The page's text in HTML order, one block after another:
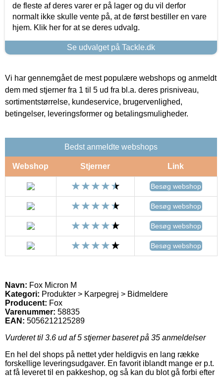
de fleste af deres varer er på lager og du vil derfor
normalt ikke skulle vente på, at de først bestiller en vare
hjem. Klik her for at se deres udvalg.
Se udvalget på Tackle.dk
Vi har gennemgået de mest populære webshops og anmeldt
dem med stjerner fra 1 til 5 ud fra bl.a. deres prisniveau,
sortimentstørrelse, kundeservice, brugervenlighed,
betingelser, leveringsformer og betalingsmuligheder.
Bedst anmeldte webshops
Webshop Stjerner Link
Besøg webshop
Besøg webshop
Besøg webshop
Besøg webshop
Navn: Fox Micron M
Kategori: Produkter > Karpegrej > Bidmeldere
Producent: Fox
Varenummer: 58835
EAN: 5056212125289
Vurderet til 3.6 ud af 5 stjerner baseret på 35 anmeldelser
En hel del shops på nettet yder heldigvis en lang række
forskellige leveringsudgaver. En favorit iblandt mange er p.t.
at få leveret til en pakkeshop, og så kan du blot gå forbi efter